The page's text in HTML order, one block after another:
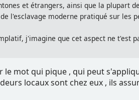
et étrangers, ainsi que la plupart
l'esclavage moderne pratiqué sur les
j'imagine que cet aspect ne t'est
mot qui pique , qui peut
locaux sont chez eux , ils